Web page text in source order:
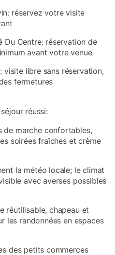
réservez votre visite
Du Centre: réservation de
avant votre venue
visite libre sans réservation,
fermetures
réussi:
de marche confortables,
soirées fraîches et crème
la météo locale; le climat
avec averses possibles
réutilisable, chapeau et
les randonnées en espaces
des petits commerces